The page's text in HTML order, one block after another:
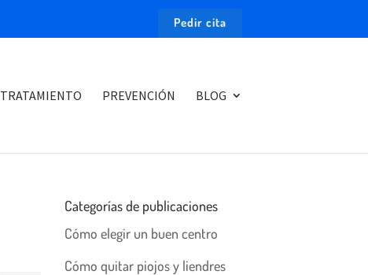
Pedir cita
TRATAMIENTO PREVENCIÓN BLOG
Categorías de publicaciones
Cómo elegir un buen centro
Cómo quitar piojos y liendres